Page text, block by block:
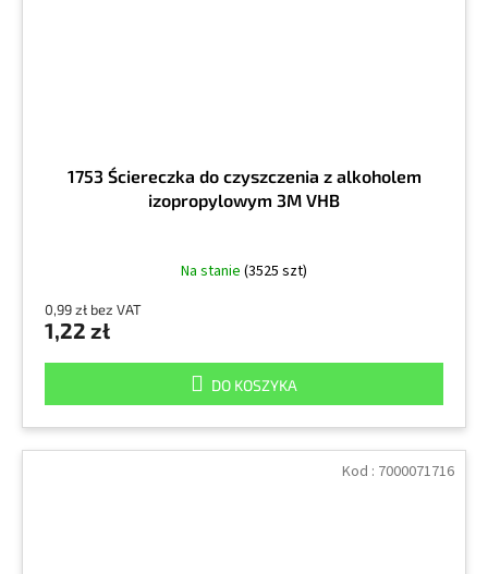
1753 Ściereczka do czyszczenia z alkoholem
izopropylowym 3M VHB
Na stanie (3525 szt)
0,99 zł bez VAT
1,22 zł
DO KOSZYKA
Kod : 7000071716